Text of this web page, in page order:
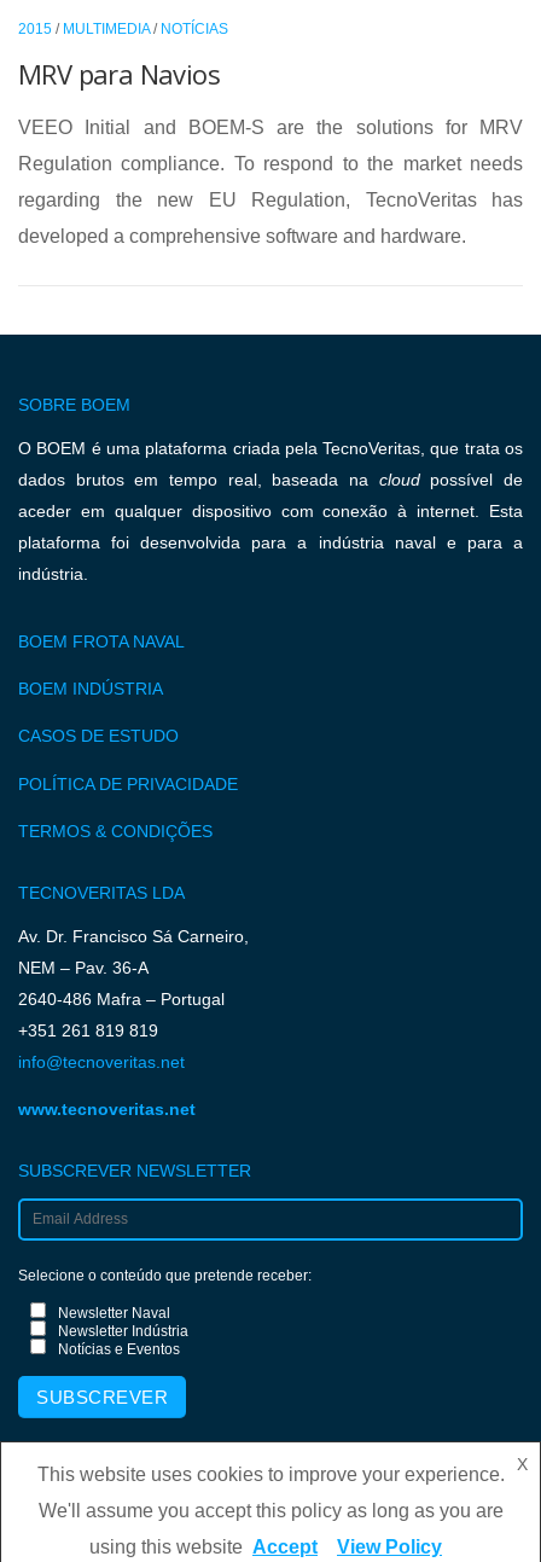
2015 / MULTIMEDIA/ NOTÍCIAS
MRV para Navios
VEEO Initial and BOEM-S are the solutions for MRV
Regulation compliance. To respond to the market needs
regarding the new EU Regulation, TecnoVeritas has
developed a comprehensive software and hardware.
SOBRE BOEM
O BOEM é uma plataforma criada pela TecnoVeritas, que trata os
dados brutos em tempo real, baseada na cloudpossível de
aceder em qualquer dispositivo com conexão à internet. Esta
plataforma foi desenvolvida para a indústria naval e para a
indústria.
BOEM FROTA NAVAL
BOEM INDÚSTRIA
CASOS DE ESTUDO
POLÍTICA DE PRIVACIDADE
TERMOS & CONDIÇÕES
TECNOVERITAS LDA
Av. Dr. Francisco Sá Carneiro,
NEM – Pav. 36-A
2640-486 Mafra – Portugal
+351 261 819 819
info@tecnoveritas.net
www.tecnoveritas.net
SUBSCREVER NEWSLETTER
Selecione o conteúdo que pretende receber:
Newsletter Naval
Newsletter Indústria
Notícias e Eventos
This website uses cookies to improve your experience.
We'll assume you accept this policy as long as you are
using this website
X
Accept View Policy